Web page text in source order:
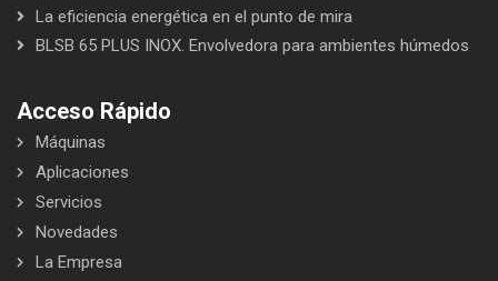
La eficiencia energética en el punto de mira
BLSB 65 PLUS INOX. Envolvedora para ambientes húmedos
Acceso Rápido
Máquinas
Aplicaciones
Servicios
Novedades
La Empresa